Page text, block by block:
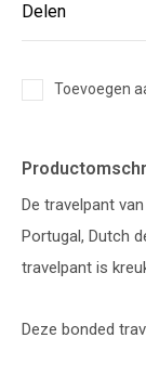
Delen
Toevoegen
De travelpant
Portugal, Dutch
travelpant is
Deze bonded